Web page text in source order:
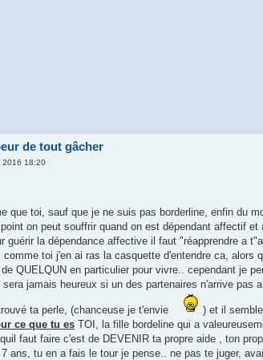
de tout gâcher
2016 18:20
que toi, sauf que je ne suis pas borderline, enfin du
on peut souffrir quand on est dépendant affectif
guérir la dépendance affective il faut "réapprendre a
toi j'en ai ras la casquette d'entendre ca,
QUELQUN en particulier pour vivre.. cependant je
jamais heureux si un des partenaires n'arrive pas a
ta perle, (chanceuse je t'envie
) et il
ce que tu es TOI, la fille bordeline qui a
faut faire c'est de DEVENIR ta propre aide , ton
ans, tu en a fais le tour je pense.. ne pas te juger,